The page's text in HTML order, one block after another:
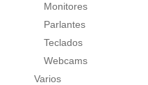
Monitores
Parlantes
Teclados
Webcams
Varios